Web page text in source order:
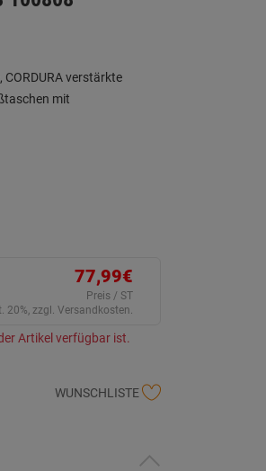
verstärkte
mit
77,99€
Preis / ST
20%, zzgl. Versandkosten.
Artikel verfügbar ist.
WUNSCHLISTE